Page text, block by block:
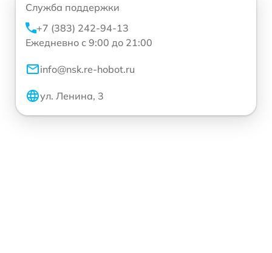
Служба поддержки
+7 (383) 242-94-13
Ежедневно с 9:00 до 21:00
info@nsk.re-hobot.ru
ул. Ленина, 3